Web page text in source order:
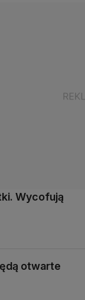
Wycofują
otwarte